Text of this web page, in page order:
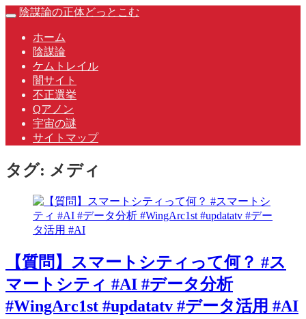
Skip
content
Toggle
陰謀論の正体どっとこむ
ホーム
陰謀論
ケムトレイル
闇サイト
不正選挙
Qアノン
宇宙の謎
サイトマップ
タグ: メディ
【質問】スマートシティって何？ #ス
マートシティ #AI #データ分析
#WingArc1st #updatatv #データ活用 #AI